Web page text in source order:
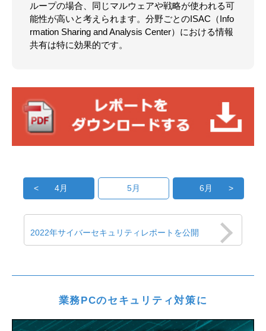
ループの場合、同じマルウェアや戦略が使われる可
能性が高いと考えられます。分野ごとのISAC（Info
rmation Sharing and Analysis Center）における情報
共有は特に効果的です。
4月 5月 6月
2022年サイバーセキュリティレポートを公開
業務PCのセキュリティ対策に